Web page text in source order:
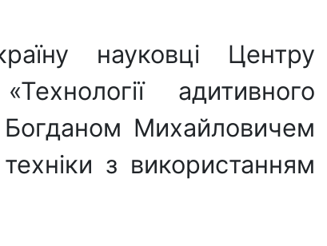
науковці Центру
адитивного
Михайловичем
з використанням